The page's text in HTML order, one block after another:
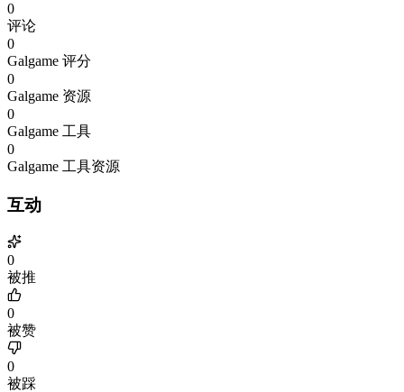
0
评论
0
Galgame 评分
0
Galgame 资源
0
Galgame 工具
0
Galgame 工具资源
互动
0
被推
0
被赞
0
被踩